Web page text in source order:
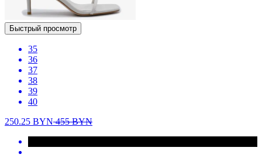
Быстрый просмотр
35
36
37
38
39
40
250.25 BYN455BYN